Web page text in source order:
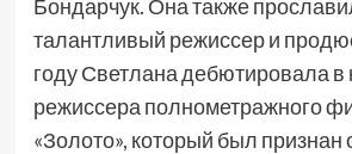
Бондарчук. Она также
талантливый режиссер и
году Светлана дебютировала в
режиссера полнометражного
«Золото», который был